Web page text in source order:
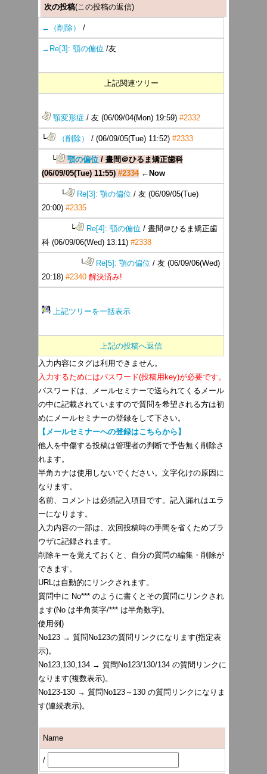
次の投稿(この投稿の返信)
←（削除） /
→Re[3]: 顎の偏位 /友
上記関連ツリー
顎変形症 / 友 (06/09/04(Mon) 19:59) #2332
└ （削除） / (06/09/05(Tue) 11:52) #2333
└ 顎の偏位 / 晝間＠ひるま矯正歯科
(06/09/05(Tue) 11:55) #2334 ←Now
└ Re[3]: 顎の偏位 / 友 (06/09/05(Tue)
20:00) #2335
└ Re[4]: 顎の偏位 / 晝間＠ひるま矯正歯
科 (06/09/06(Wed) 13:11) #2338
└ Re[5]: 顎の偏位 / 友 (06/09/06(Wed)
20:18) #2340 解決済み!
上記ツリーを一括表示
上記の投稿へ返信
入力内容にタグは利用できません。
入力するためにはパスワード(投稿用key)が必要です。
パスワードは、メールセミナーで送られてくるメール
の中に記載されていますので質問を希望される方は初
めにメールセミナーの登録をして下さい。
【メールセミナーへの登録はこちらから】
他人を中傷する投稿は管理者の判断で予告無く削除さ
れます。
半角カナは使用しないでください。文字化けの原因に
なります。
名前、コメントは必須記入項目です。記入漏れはエラ
ーになります。
入力内容の一部は、次回投稿時の手間を省くためブラ
ウザに記録されます。
削除キーを覚えておくと、自分の質問の編集・削除が
できます。
URLは自動的にリンクされます。
質問中に No*** のように書くとその質問にリンクされ
ます(No は半角英字/*** は半角数字)。
使用例)
No123 → 質問No123の質問リンクになります(指定表
示)。
No123,130,134 → 質問No123/130/134 の質問リンクに
なります(複数表示)。
No123-130 → 質問No123～130 の質問リンクになりま
す(連続表示)。
Name
/